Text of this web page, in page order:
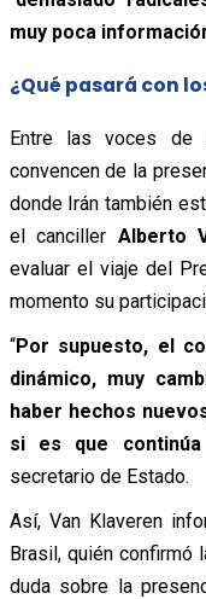
muy poca
¿Qué pasará con
Entre las voces de
convencen de la
donde Irán también
el canciller Alberto
evaluar el viaje del
momento su
“Por supuesto, el
dinámico, muy
haber hechos
si es que
secretario de Estado.
Así, Van Klaveren
Brasil, quién confirmó
duda sobre la